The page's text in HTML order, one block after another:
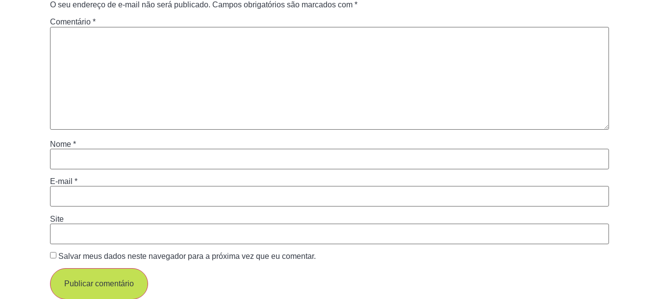
O seu endereço de e-mail não será publicado. Campos obrigatórios são marcados com *
Comentário *
Nome *
E-mail *
Site
Salvar meus dados neste navegador para a próxima vez que eu comentar.